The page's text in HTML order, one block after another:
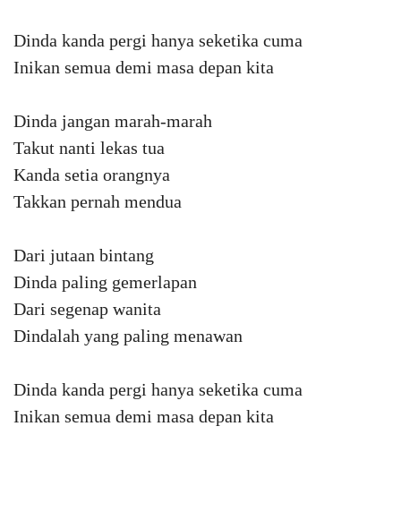
Dinda kanda pergi hanya seketika cuma
Inikan semua demi masa depan kita
Dinda jangan marah-marah
Takut nanti lekas tua
Kanda setia orangnya
Takkan pernah mendua
Dari jutaan bintang
Dinda paling gemerlapan
Dari segenap wanita
Dindalah yang paling menawan
Dinda kanda pergi hanya seketika cuma
Inikan semua demi masa depan kita